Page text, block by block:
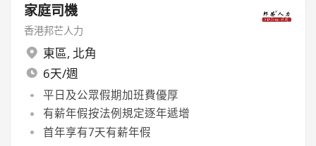
家庭司機
香港邦芒人力
東區, 北角
6天/週
平日及公眾假期加班費優厚
有薪年假按法例規定逐年遞增
首年享有7天有薪年假